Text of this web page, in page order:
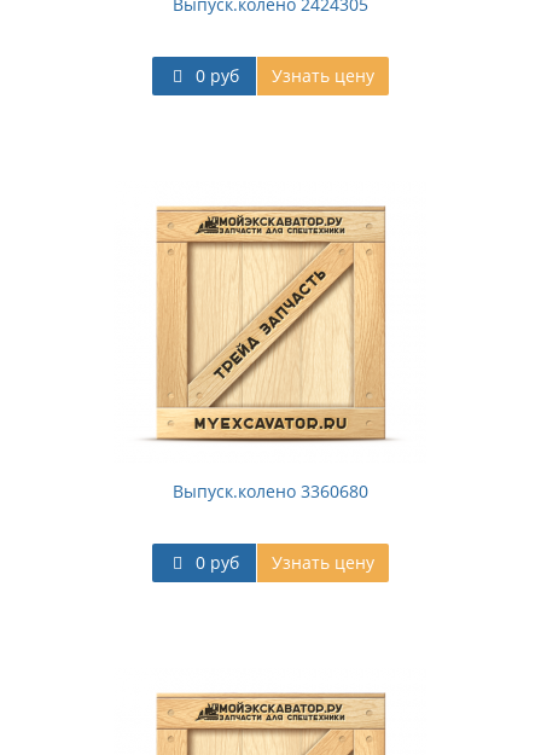
0 руб Узнать цену
Выпуск.колено 3360680
0 руб Узнать цену